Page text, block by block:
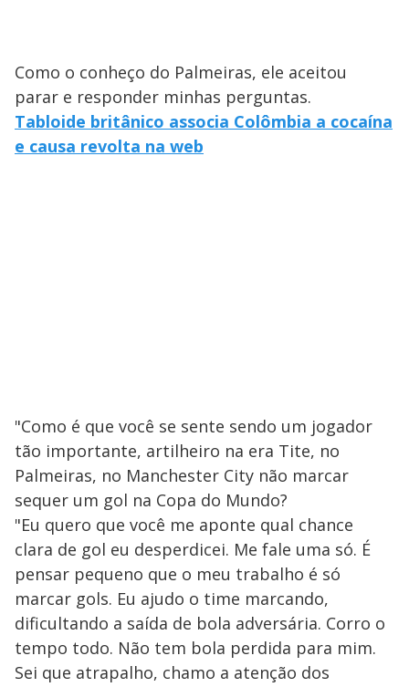
Como o conheço do Palmeiras, ele aceitou
parar e responder minhas perguntas.
Tabloide britânico associa Colômbia a cocaína
e causa revolta na web
"Como é que você se sente sendo um jogador
tão importante, artilheiro na era Tite, no
Palmeiras, no Manchester City não marcar
sequer um gol na Copa do Mundo?
"Eu quero que você me aponte qual chance
clara de gol eu desperdicei. Me fale uma só. É
pensar pequeno que o meu trabalho é só
marcar gols. Eu ajudo o time marcando,
dificultando a saída de bola adversária. Corro o
tempo todo. Não tem bola perdida para mim.
Sei que atrapalho, chamo a atenção dos